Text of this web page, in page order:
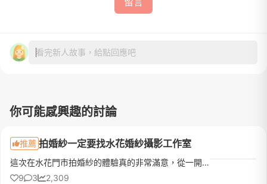
看完新人故事，給點回應吧
你可能感興趣的討論
推薦 拍婚紗一定要找水花婚紗攝影工作室
這次在水花門市拍婚紗的體驗真的非常滿意，從一開始諮詢到拍攝完成，每位工作人員都非常專業又貼心，讓原本很緊張的我們，整個過程都變得輕鬆又開心！首先非常感謝門市Kelly，從一開始接洽時就非常細心，會耐心傾聽...
9
3 2,309